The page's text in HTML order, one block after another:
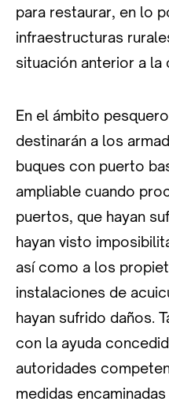
para restaurar, en lo
infraestructuras
situación anterior a la
En el ámbito
destinarán a los
buques con puerto
ampliable cuando
puertos, que hayan
hayan visto
así como a los
instalaciones de
hayan sufrido daños.
con la ayuda
autoridades
medidas